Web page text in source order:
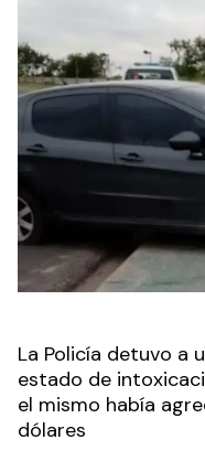
La Policía detuvo a
estado de
el mismo había
dólares